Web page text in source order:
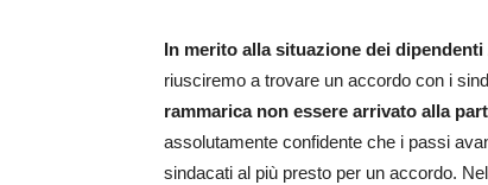
In merito alla situazione dei dipendenti
riusciremo a trovare un accordo con i
rammarica non essere arrivato alla
assolutamente confidente che i passi
sindacati al più presto per un accordo.